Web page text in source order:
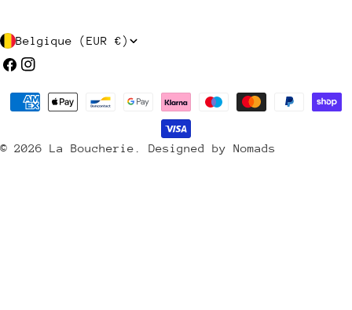
P
a
/
Belgique (EUR €)
Facebook
Instagram
© 2026 La Boucherie Designed by Nomads
Méthodes
payement